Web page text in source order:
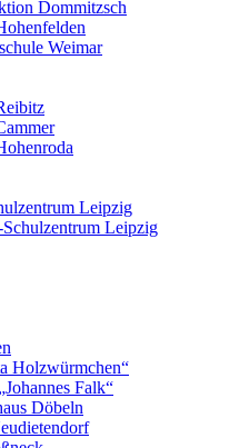
Dommitzsch
Weimar
Leipzig
Leipzig
Holzwürmchen“
Falk“
Döbeln